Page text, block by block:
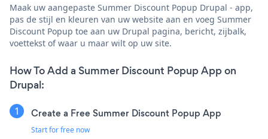
Maak uw aangepaste Summer Discount Popup Drupal - app,
pas de stijl en kleuren van uw website aan en voeg Summer
Discount Popup toe aan uw Drupal pagina, bericht, zijbalk,
voettekst of waar u maar wilt op uw site.
How To Add a Summer Discount Popup App on
Drupal:
Create a Free Summer Discount Popup App
Start for free now